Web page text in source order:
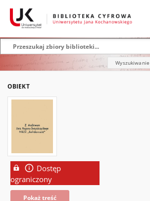
OBIEKT
Dostęp
ograniczony
Pokaż treść